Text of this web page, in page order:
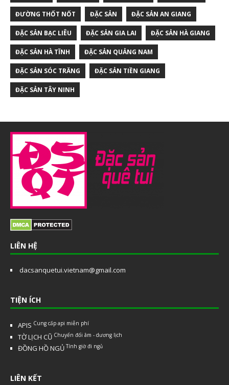
ĐƯỜNG THỐT NỐT ĐẶC SẢN ĐẶC SẢN AN GIANG
ĐẶC SẢN BẠC LIÊU ĐẶC SẢN GIA LAI ĐẶC SẢN HÀ GIANG
ĐẶC SẢN HÀ TĨNH ĐẶC SẢN QUẢNG NAM
ĐẶC SẢN SÓC TRĂNG ĐẶC SẢN TIỀN GIANG
ĐẶC SẢN TÂY NINH
LIÊN HỆ
dacsanquetui.vietnam@gmail.com
TIỆN ÍCH
APIS Cung cấp api miễn phí
TỜ LỊCH CŨ Chuyển đổi âm - dương lịch
ĐỒNG HỒ NGỦ Tính giờ đi ngủ
LIÊN KẾT